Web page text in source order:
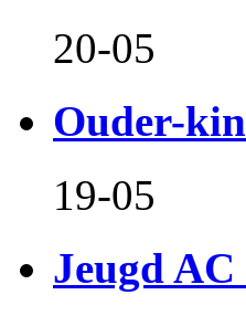
20-05
Ouder-
19-05
Jeugd